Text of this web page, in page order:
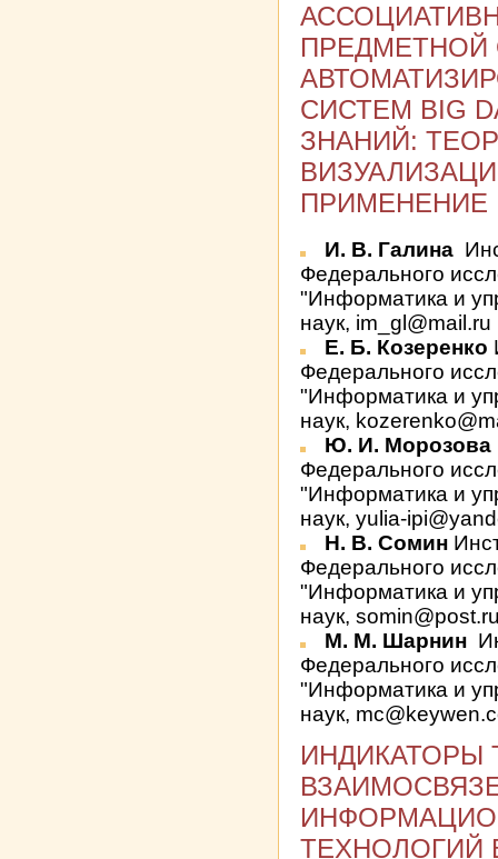
ПРЕДМЕТНОЙ
СИСТЕМ BIG
ЗНАНИЙ:
ПРИМЕНЕНИЕ
И. В. Галина
Федерального
"Информатика и
наук, im_gl@mail.ru
Е. Б. Козеренко
Федерального
"Информатика и
наук,
Ю. И. Морозова
Федерального
"Информатика и
наук, yulia-
Н. В. Сомин
Федерального
"Информатика и
наук,
М. М. Шарнин
Федерального
"Информатика и
наук,
ИНДИКАТОРЫ
ТЕХНОЛОГИЙ